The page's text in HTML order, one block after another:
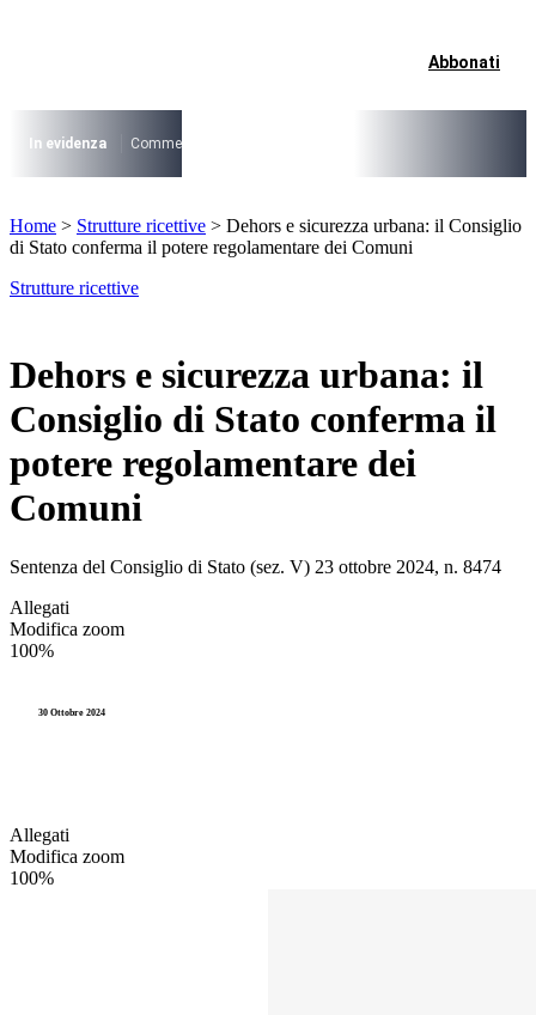
I più cercati
Lorem ipsum dolor sit amet consectetur
Lorem ipsum dolor sit amet consectetur
Abbonati
In evidenza Commercio su aree pubbliche
Lorem ipsum dolor sit amet consectetur
Home > Strutture ricettive > Dehors e sicurezza urbana: il Consiglio
di Stato conferma il potere regolamentare dei Comuni
Strutture ricettive
Dehors e sicurezza urbana: il
Consiglio di Stato conferma il
potere regolamentare dei
Comuni
Sentenza del Consiglio di Stato (sez. V) 23 ottobre 2024, n. 8474
Allegati
Modifica zoom
100%
30 Ottobre 2024
Allegati
Modifica zoom
100%